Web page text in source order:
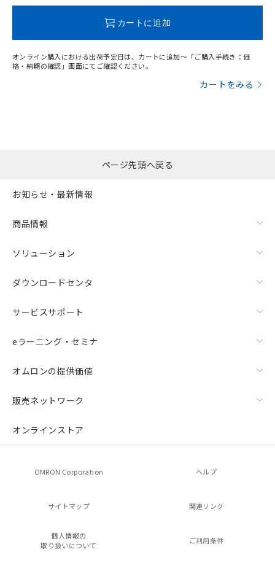
漏れ電流特性
カートに追加
オンライン購入における出荷予定日は、カートに追加～「ご購入手続き：価
格・納期の確認」画面にてご確認ください。
カートをみる
ページ先頭へ戻る
お知らせ・最新情報
商品情報
ソリューション
ダウンロードセンタ
サービスサポート
eラーニング・セミナ
オムロンの提供価値
販売ネットワーク
オンラインストア
OMRON Corporation ヘルプ
サイトマップ 関連リンク
個人情報の
取り扱いについて
ご利用条件